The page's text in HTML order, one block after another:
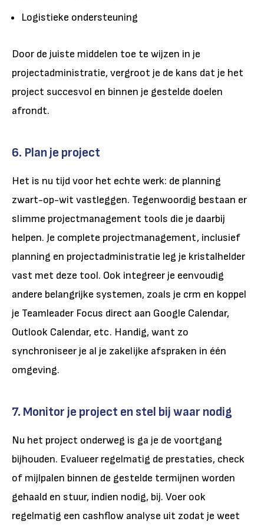
Logistieke ondersteuning
Door de juiste middelen toe te wijzen in je
projectadministratie, vergroot je de kans dat je het
project succesvol en binnen je gestelde doelen
afrondt.
6. Plan je project
Het is nu tijd voor het echte werk: de planning
zwart-op-wit vastleggen. Tegenwoordig bestaan er
slimme projectmanagement tools die je daarbij
helpen. Je complete projectmanagement, inclusief
planning en projectadministratie leg je kristalhelder
vast met deze tool. Ook integreer je eenvoudig
andere belangrijke systemen, zoals je crm en koppel
je Teamleader Focus direct aan Google Calendar,
Outlook Calendar, etc. Handig, want zo
synchroniseer je al je zakelijke afspraken in één
omgeving.
7. Monitor je project en stel bij waar nodig
Nu het project onderweg is ga je de voortgang
bijhouden. Evalueer regelmatig de prestaties, check
of mijlpalen binnen de gestelde termijnen worden
gehaald en stuur, indien nodig, bij. Voer ook
regelmatig een cashflow analyse uit zodat je weet